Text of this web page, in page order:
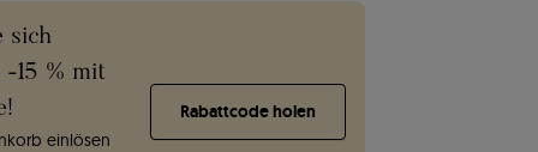
sich
-15 % mit
einlösen
Rabattcode holen